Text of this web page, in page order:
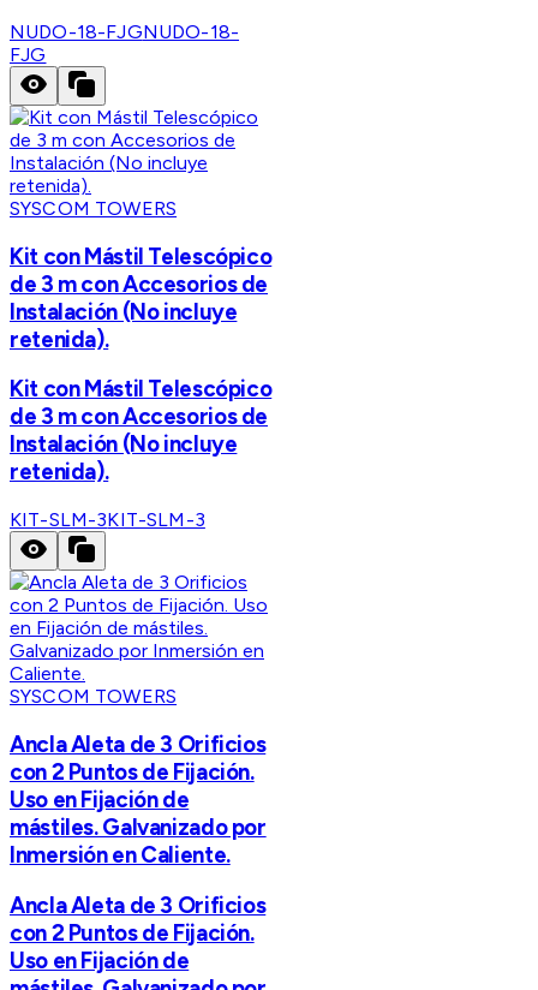
NUDO-18-FJGNUDO-18-
FJG
SYSCOM TOWERS
Kit con Mástil Telescópico
de 3 m con Accesorios de
Instalación (No incluye
retenida).
Kit con Mástil Telescópico
de 3 m con Accesorios de
Instalación (No incluye
retenida).
KIT-SLM-3KIT-SLM-3
SYSCOM TOWERS
Ancla Aleta de 3 Orificios
con 2 Puntos de Fijación.
Uso en Fijación de
mástiles. Galvanizado por
Inmersión en Caliente.
Ancla Aleta de 3 Orificios
con 2 Puntos de Fijación.
Uso en Fijación de